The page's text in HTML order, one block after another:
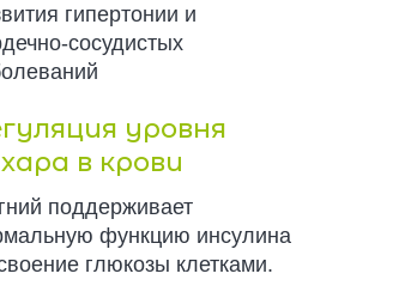
гипертонии и
сосудистых
уровня
в крови
поддерживает
функцию инсулина
глюкозы клетками.